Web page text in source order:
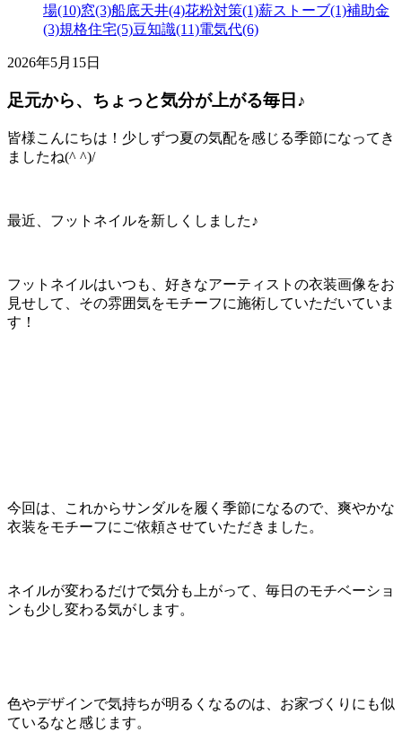
場(10)窓(3)船底天井(4)花粉対策(1)薪ストーブ(1)補助金
(3)規格住宅(5)豆知識(11)電気代(6)
2026年5月15日
足元から、ちょっと気分が上がる毎日♪
皆様こんにちは！少しずつ夏の気配を感じる季節になってき
ましたね(^ ^)/
最近、フットネイルを新しくしました♪
フットネイルはいつも、好きなアーティストの衣装画像をお
見せして、その雰囲気をモチーフに施術していただいていま
す！
今回は、これからサンダルを履く季節になるので、爽やかな
衣装をモチーフにご依頼させていただきました。
ネイルが変わるだけで気分も上がって、毎日のモチベーショ
ンも少し変わる気がします。
色やデザインで気持ちが明るくなるのは、お家づくりにも似
ているなと感じます。